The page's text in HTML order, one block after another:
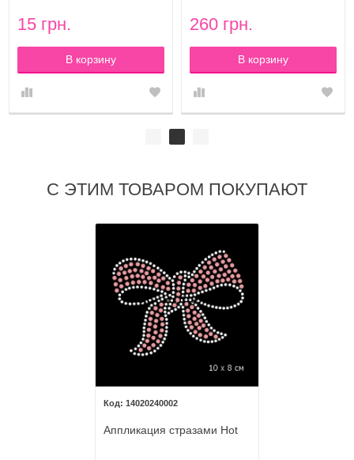
15 грн.
В корзину
260 грн.
В корзину
С ЭТИМ ТОВАРОМ ПОКУПАЮТ
14020240002
Аппликация стразами Hot